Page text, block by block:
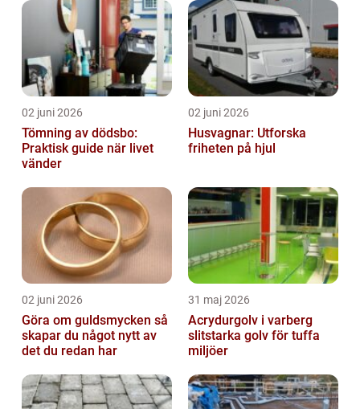
02 juni 2026
Tömning av dödsbo:
Praktisk guide när livet
vänder
02 juni 2026
Husvagnar: Utforska
friheten på hjul
02 juni 2026
Göra om guldsmycken så
skapar du något nytt av
det du redan har
31 maj 2026
Acrydurgolv i varberg
slitstarka golv för tuffa
miljöer